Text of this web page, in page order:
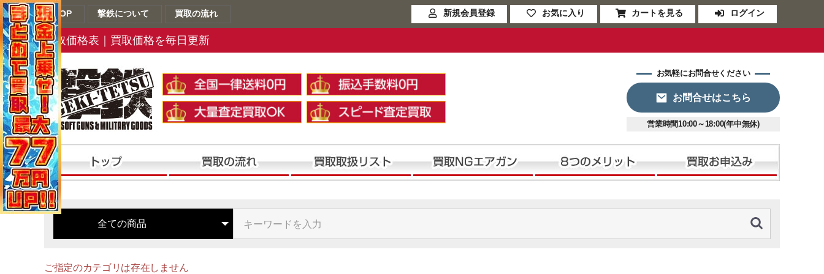
TOP 撃鉄について 買取の流れ 新規会員登録 お気に入り カートを見る ログイン
買取価格表｜買取価格を毎日更新
お気軽にお問合せください
お問合せはこちら
営業時間10:00～18:00(年中無休)
ご指定のカテゴリは存在しません